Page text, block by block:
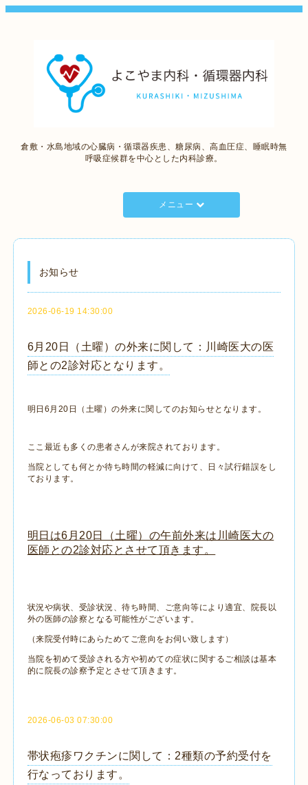
倉敷・水島地域の心臓病・循環器疾患、糖尿病、高血圧症、睡眠時無
呼吸症候群を中心とした内科診療。
メニュー
お知らせ
2026-06-19 14:30:00
6月20日（土曜）の外来に関して：川崎医大の医
師との2診対応となります。
明日6月20日（土曜）の外来に関してのお知らせとなります。
ここ最近も多くの患者さんが来院されております。
当院としても何とか待ち時間の軽減に向けて、日々試行錯誤をし
ております。
明日は6月20日（土曜）の午前外来は川崎医大の
医師との2診対応とさせて頂きます。
状況や病状、受診状況、待ち時間、ご意向等により適宜、院長以
外の医師の診察となる可能性がございます。
（来院受付時にあらためてご意向をお伺い致します）
当院を初めて受診される方や初めての症状に関するご相談は基本
的に院長の診察予定とさせて頂きます。
2026-06-03 07:30:00
帯状疱疹ワクチンに関して：2種類の予約受付を
行なっております。